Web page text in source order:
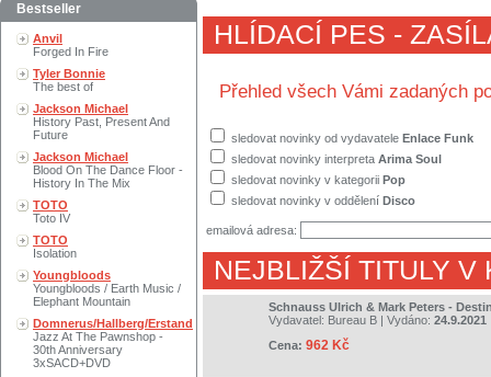
Bestseller
Anvil
Forged In Fire
Tyler Bonnie
The best of
Jackson Michael
History Past, Present And
Future
Jackson Michael
Blood On The Dance Floor -
History In The Mix
TOTO
Toto IV
TOTO
Isolation
Youngbloods
Youngbloods / Earth Music /
Elephant Mountain
Domnerus/Hallberg/Erstand
Jazz At The Pawnshop -
30th Anniversary
3xSACD+DVD
HLÍDACÍ PES -
Přehled všech Vámi zadaných
sledovat novinky od vydavatele Enlace Funk
sledovat novinky interpreta Arima Soul
sledovat novinky v kategorii Pop
sledovat novinky v oddělení Disco
emailová adresa:
NEJBLIŽŠÍ TITULY V
Schnauss Ulrich & Mark Peters -
Vydavatel: Bureau B | Vydáno: 24.9.2021
Cena: 962 Kč